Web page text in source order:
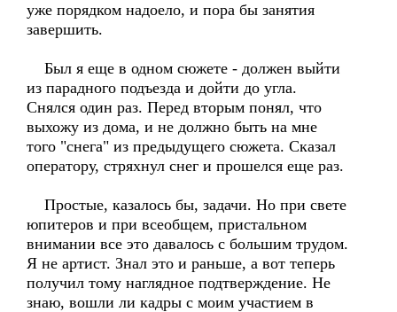
уже порядком надоело, и пора бы занятия
завершить.
Был я еще в одном сюжете - должен выйти
из парадного подъезда и дойти до угла.
Снялся один раз. Перед вторым понял, что
выхожу из дома, и не должно быть на мне
того "снега" из предыдущего сюжета. Сказал
оператору, стряхнул снег и прошелся еще раз.
Простые, казалось бы, задачи. Но при свете
юпитеров и при всеобщем, пристальном
внимании все это давалось с большим трудом.
Я не артист. Знал это и раньше, а вот теперь
получил тому наглядное подтверждение. Не
знаю, вошли ли кадры с моим участием в